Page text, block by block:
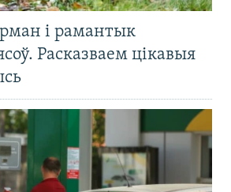
і рамантык
Расказваем цікавыя